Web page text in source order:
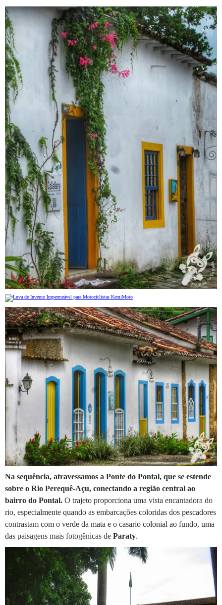
Na sequência, atravessamos a Ponte do Pontal, que se estende
sobre o Rio Perequê-Açu, conectando a região central ao
bairro do Pontal. O trajeto proporciona uma vista encantadora do
rio, especialmente quando as embarcações coloridas dos pescadores
contrastam com o verde da mata e o casario colonial ao fundo, uma
das paisagens mais fotogênicas de Paraty.